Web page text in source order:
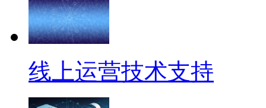
线上运营技术支持